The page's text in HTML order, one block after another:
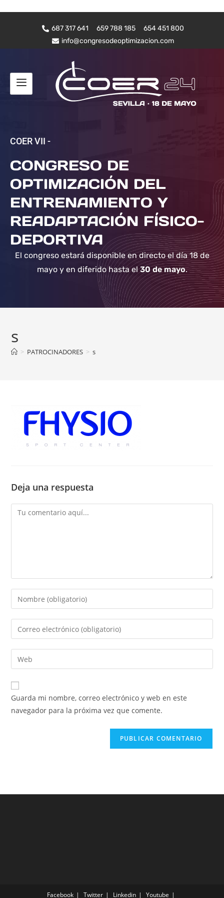
687 317 641 659 788 185
654 451 800
info@congresodeoptimizacion.com
COER VII -
CONGRESO DE
OPTIMIZACIÓN DEL
ENTRENAMIENTO Y
READAPTACIÓN FÍSICO-
DEPORTIVA
El congreso estará disponible en directo el día 18 de
mayo y en diferido hasta el30 de mayo.
s
> PATROCINADORES > s
Deja una respuesta
Guarda mi nombre, correo electrónico y web en este
navegador para la próxima vez que comente.
Facebook Twitter Linkedin Youtube